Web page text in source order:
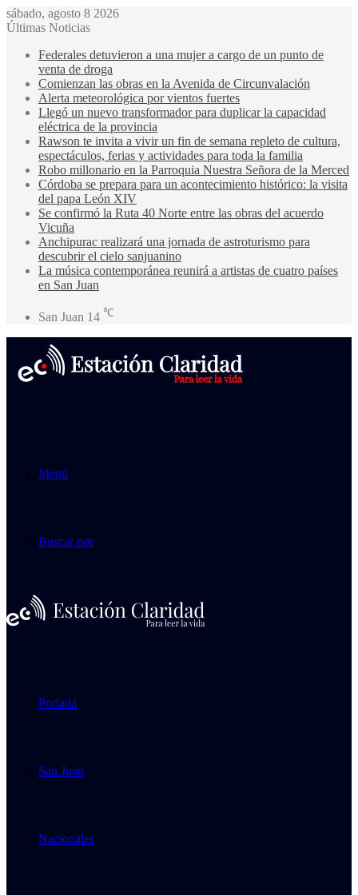
sábado, agosto 8 2026
Últimas Noticias
Federales detuvieron a una mujer a cargo de un punto de
venta de droga
Comienzan las obras en la Avenida de Circunvalación
Alerta meteorológica por vientos fuertes
Llegó un nuevo transformador para duplicar la capacidad
eléctrica de la provincia
Rawson te invita a vivir un fin de semana repleto de cultura,
espectáculos, ferias y actividades para toda la familia
Robo millonario en la Parroquia Nuestra Señora de la Merced
Córdoba se prepara para un acontecimiento histórico: la visita
del papa León XIV
Se confirmó la Ruta 40 Norte entre las obras del acuerdo
Vicuña
Anchipurac realizará una jornada de astroturismo para
descubrir el cielo sanjuanino
La música contemporánea reunirá a artistas de cuatro países
en San Juan
San Juan 14 ℃
Menú
Buscar por
Portada
San Juan
Nacionales